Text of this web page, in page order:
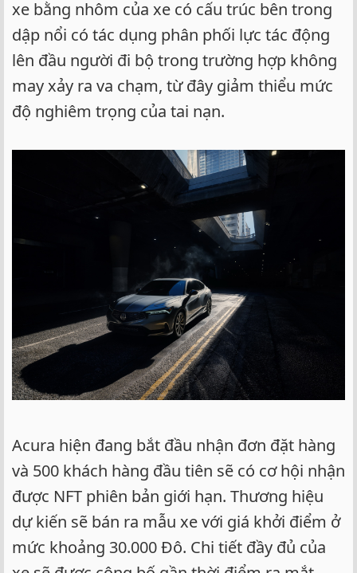
xe bằng nhôm của xe có cấu trúc bên trong
dập nổi có tác dụng phân phối lực tác động
lên đầu người đi bộ trong trường hợp không
may xảy ra va chạm, từ đây giảm thiểu mức
độ nghiêm trọng của tai nạn.
Acura hiện đang bắt đầu nhận đơn đặt hàng
và 500 khách hàng đầu tiên sẽ có cơ hội nhận
được NFT phiên bản giới hạn. Thương hiệu
dự kiến sẽ bán ra mẫu xe với giá khởi điểm ở
mức khoảng 30.000 Đô. Chi tiết đầy đủ của